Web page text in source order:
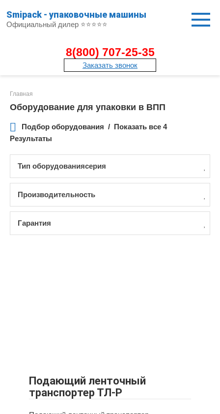
контенту
Smipack - упаковочные машины
Официальный дилер ⭐⭐⭐⭐⭐
8(800) 707-25-35
Заказать звонок
Главная
Оборудование для упаковки в ВПП
Подбор оборудования
Показать все 4
Результаты
Тип оборудованиясерия
Производительность
Гарантия
Подающий ленточный
транспортер ТЛ-Р